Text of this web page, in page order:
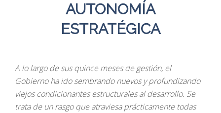
AUTONOMÍA
ESTRATÉGICA
A lo largo de sus quince meses de gestión, el
Gobierno ha ido sembrando nuevos y profundizando
viejos condicionantes estructurales al desarrollo. Se
trata de un rasgo que atraviesa prácticamente todas